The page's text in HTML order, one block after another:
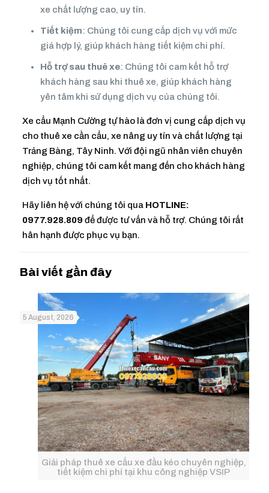
xe chất lượng cao, uy tín.
Tiết kiệm: Chúng tôi cung cấp dịch vụ với mức
giá hợp lý, giúp khách hàng tiết kiệm chi phí.
Hỗ trợ sau thuê xe: Chúng tôi cam kết hỗ trợ
khách hàng sau khi thuê xe, giúp khách hàng
yên tâm khi sử dụng dịch vụ của chúng tôi.
Xe cẩu Mạnh Cường tự hào là đơn vị cung cấp dịch vụ
cho thuê xe cần cẩu, xe nâng uy tín và chất lượng tại
Trảng Bàng, Tây Ninh. Với đội ngũ nhân viên chuyên
nghiệp, chúng tôi cam kết mang đến cho khách hàng
dịch vụ tốt nhất.
Hãy liên hệ với chúng tôi qua HOTLINE:
0977.928.809 để được tư vấn và hỗ trợ. Chúng tôi rất
hân hạnh được phục vụ bạn.
Giải pháp thuê xe cẩu xe đầu kéo chuyên nghiệp,
tiết kiệm chi phí tại khu công nghiệp VSIP
5 August, 2026